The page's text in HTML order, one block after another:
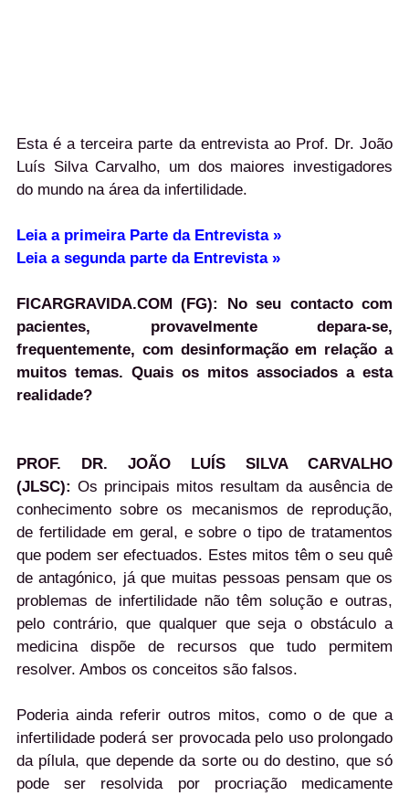
Esta é a terceira parte da entrevista ao Prof. Dr. João
Luís Silva Carvalho, um dos maiores investigadores
do mundo na área da infertilidade.
Leia a primeira Parte da Entrevista »
Leia a segunda parte da Entrevista »
FICARGRAVIDA.COM (FG): No seu contacto com
pacientes, provavelmente depara-se,
frequentemente, com desinformação em relação a
muitos temas. Quais os mitos associados a esta
realidade?
PROF. DR. JOÃO LUÍS SILVA CARVALHO
(JLSC): Os principais mitos resultam da ausência de
conhecimento sobre os mecanismos de reprodução,
de fertilidade em geral, e sobre o tipo de tratamentos
que podem ser efectuados. Estes mitos têm o seu quê
de antagónico, já que muitas pessoas pensam que os
problemas de infertilidade não têm solução e outras,
pelo contrário, que qualquer que seja o obstáculo a
medicina dispõe de recursos que tudo permitem
resolver. Ambos os conceitos são falsos.
Poderia ainda referir outros mitos, como o de que a
infertilidade poderá ser provocada pelo uso prolongado
da pílula, que depende da sorte ou do destino, que só
pode ser resolvida por procriação medicamente